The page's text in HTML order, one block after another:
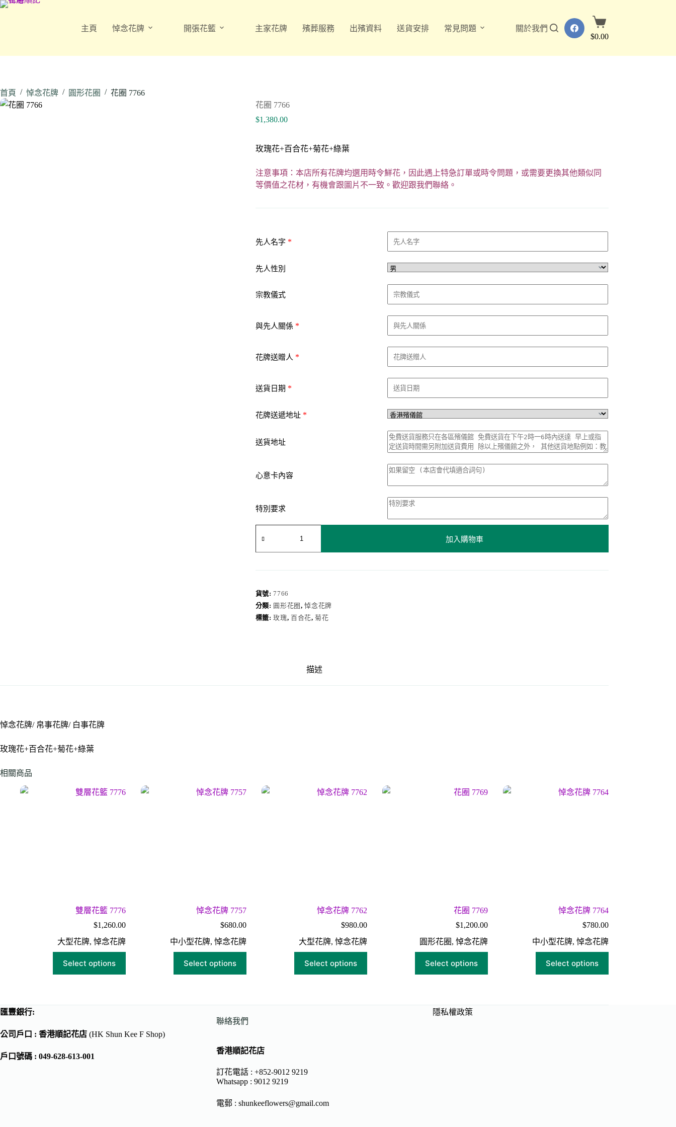
跳
內
主頁 悼念花牌 開張花籃 主家花牌 殯葬服務 出殯資料 送貨安排 常見問題 關於我們
購
物
$0.00
首頁 / 悼念花牌 / 圓形花圈 / 花圈 7766
花圈 7766
$1,380.00
玫瑰花+百合花+菊花+綠葉
注意事項：本店所有花牌均選用時令鮮花，因此遇上特急訂單或時令問題，或需要更換其他類似同
等價值之花材，有機會跟圖片不一致。歡迎跟我們聯絡。
先人名字 *
先人性別
宗教儀式
與先人關係 *
花牌送贈人 *
送貨日期 *
花牌送遞地址 *
送貨地址
心意卡內容
特別要求
圈
量
加入購物車
貨號:7766
分類: 圓形花圈,悼念花牌
標籤:玫瑰,百合花,菊花
描述
悼念花牌/ 帛事花牌/ 白事花牌
玫瑰花+百合花+菊花+綠葉
相關商品
雙層花籃 7776
$1,260.00
大型花牌, 悼念花牌
Select options
悼念花牌 7757
$680.00
中小型花牌, 悼念花牌
Select options
悼念花牌 7762
$980.00
大型花牌, 悼念花牌
Select options
花圈 7769
$1,200.00
圓形花圈 , 悼念花牌
Select options
悼念花牌 7764
$780.00
中小型花牌, 悼念花牌
Select options
匯豐銀行:
公司戶口 : 香港順記花店 (HK Shun Kee F Shop)
戶口號碼 : 049-628-613-001
聯絡我們
香港順記花店
訂花電話 : +852-9012 9219
Whatsapp : 9012 9219
電郵 : shunkeeflowers@gmail.com
隱私權政策